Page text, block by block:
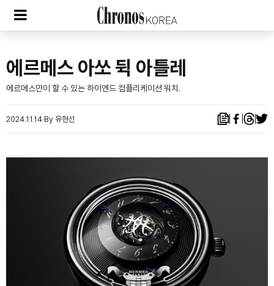
에르메스 아쏘 뒥 아틀레
에르메스만이 할 수 있는 하이엔드 컴플리케이션 워치.
2024.11.14 By 유현선